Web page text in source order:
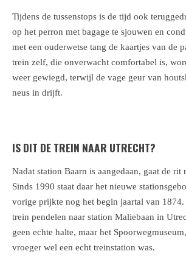
Tijdens de tussenstops is de tijd ook
op het perron met bagage te sjouwen en
met een ouderwetse tang de kaartjes van de
trein zelf, die onverwacht comfortabel is,
weer gewiegd, terwijl de vage geur van
neus in drijft.
IS DIT DE TREIN NAAR UTRECHT?
Nadat station Baarn is aangedaan, gaat de rit
Sinds 1990 staat daar het nieuwe
vorige prijkte nog het begin jaartal van 1874.
trein pendelen naar station Maliebaan in
geen echte halte, maar het
vroeger wel een echt treinstation was.